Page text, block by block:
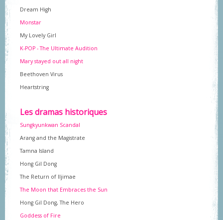
Dream High
Monstar
My Lovely Girl
K-POP - The Ultimate Audition
Mary stayed out all night
Beethoven Virus
Heartstring
Les dramas historiques
Sungkyunkwan Scandal
Arang and the Magistrate
Tamna Island
Hong Gil Dong
The Return of Iljimae
The Moon that Embraces the Sun
Hong Gil Dong, The Hero
Goddess of Fire